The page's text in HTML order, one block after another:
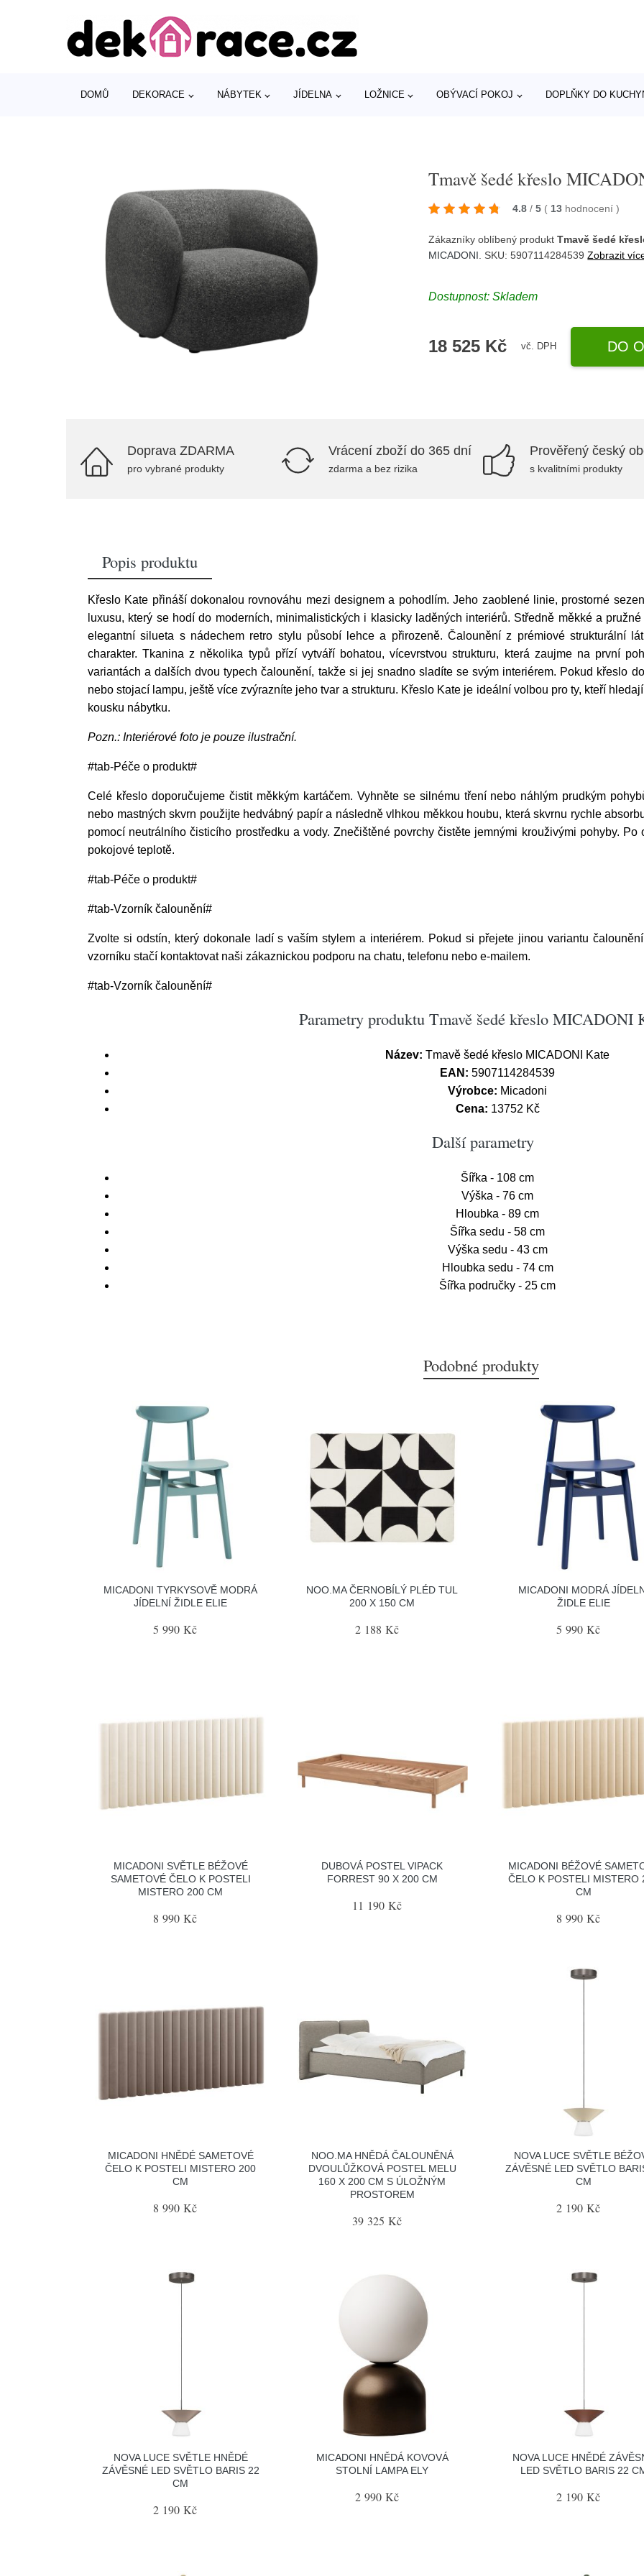
DOMŮ DEKORACE NÁBYTEK JÍDELNA LOŽNICE OBÝVACÍ POKOJ DOPLŇKY DO
Tmavě šedé křeslo
4.8 / 5 ( 13 hodnocení)
Zákazníky oblíbený produktTmavě šedé
MICADONI . SKU: 5907114284539Zobrazit
Dostupnost: Skladem
18 525 Kč vč. DPH DO
Doprava ZDARMA
pro vybrané produkty
Vrácení zboží do 365 dní
zdarma a bez rizika
Prověřený český
s kvalitními produkty
Popis produktu
Křeslo Kate přináší dokonalou rovnováhu mezi designem a pohodlím. Jeho zaoblené linie, prostorné
luxusu, který se hodí do moderních, minimalistických i klasicky laděných interiérů. Středně měkké a
elegantní silueta s nádechem retro stylu působí lehce a přirozeně. Čalounění z prémiové strukturální
charakter. Tkanina z několika typů přízí vytváří bohatou, vícevrstvou strukturu, která zaujme na první
variantách a dalších dvou typech čalounění, takže si jej snadno sladíte se svým interiérem. Pokud křeslo
nebo stojací lampu, ještě více zvýrazníte jeho tvar a strukturu. Křeslo Kate je ideální volbou pro ty, kteří
kousku nábytku.
Pozn.: Interiérové foto je pouze ilustrační.
#tab-Péče o produkt#
Celé křeslo doporučujeme čistit měkkým kartáčem. Vyhněte se silnému tření nebo náhlým prudkým
nebo mastných skvrn použijte hedvábný papír a následně vlhkou měkkou houbu, která skvrnu rychle
pomocí neutrálního čisticího prostředku a vody. Znečištěné povrchy čistěte jemnými krouživými pohyby.
pokojové teplotě.
#tab-Péče o produkt#
#tab-Vzorník čalounění#
Zvolte si odstín, který dokonale ladí s vaším stylem a interiérem. Pokud si přejete jinou variantu
vzorníku stačí kontaktovat naši zákaznickou podporu na chatu, telefonu nebo e-mailem.
#tab-Vzorník čalounění#
Parametry produktu Tmavě šedé křeslo MICADONI
Název: Tmavě šedé křeslo MICADONI Kate
EAN: 5907114284539
Výrobce: Micadoni
Cena: 13752 Kč
Další parametry
Šířka - 108 cm
Výška - 76 cm
Hloubka - 89 cm
Šířka sedu - 58 cm
Výška sedu - 43 cm
Hloubka sedu - 74 cm
Šířka područky - 25 cm
Podobné produkty
MICADONI TYRKYSOVĚ MODRÁ
JÍDELNÍ ŽIDLE ELIE
5 990 Kč
NOO.MA ČERNOBÍLÝ PLÉD TUL
200 X 150 CM
2 188 Kč
MICADONI MODRÁ
ŽIDLE ELIE
5 990 Kč
MICADONI SVĚTLE BÉŽOVÉ
SAMETOVÉ ČELO K POSTELI
MISTERO 200 CM
8 990 Kč
DUBOVÁ POSTEL VIPACK
FORREST 90 X 200 CM
11 190 Kč
MICADONI BÉŽOVÉ
ČELO K POSTELI MISTERO
CM
8 990 Kč
MICADONI HNĚDÉ SAMETOVÉ
ČELO K POSTELI MISTERO 200
CM
8 990 Kč
NOO.MA HNĚDÁ ČALOUNĚNÁ
DVOULŮŽKOVÁ POSTEL MELU
160 X 200 CM S ÚLOŽNÝM
PROSTOREM
39 325 Kč
NOVA LUCE SVĚTLE
ZÁVĚSNÉ LED SVĚTLO
CM
2 190 Kč
NOVA LUCE SVĚTLE HNĚDÉ
ZÁVĚSNÉ LED SVĚTLO BARIS 22
CM
2 190 Kč
MICADONI HNĚDÁ KOVOVÁ
STOLNÍ LAMPA ELY
2 990 Kč
NOVA LUCE HNĚDÉ
LED SVĚTLO BARIS 22
2 190 Kč